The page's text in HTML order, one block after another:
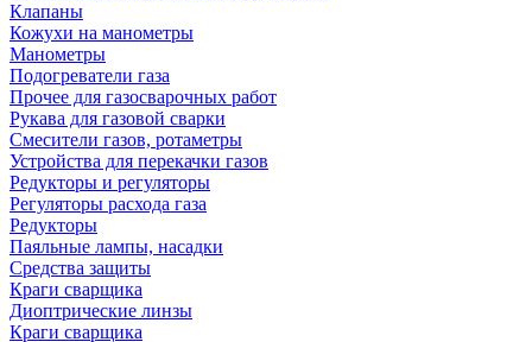
Клапаны
Кожухи на манометры
Манометры
Подогреватели газа
Прочее для газосварочных работ
Рукава для газовой сварки
Смесители газов, ротаметры
Устройства для перекачки газов
Редукторы и регуляторы
Регуляторы расхода газа
Редукторы
Паяльные лампы, насадки
Средства защиты
Краги сварщика
Диоптрические линзы
Краги сварщика